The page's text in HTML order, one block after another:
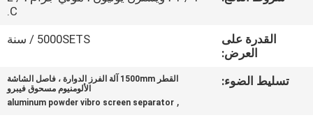
الجودة
اتصل
C.
القدرة على
العرض:
5000SETS / سنة
تسليط الضوء:
القطر 1500mm آلة الفرز الدوارة ، فاصل الشاشة
الألومنيوم مسحوق فيبرو
,
aluminum powder vibro screen separator